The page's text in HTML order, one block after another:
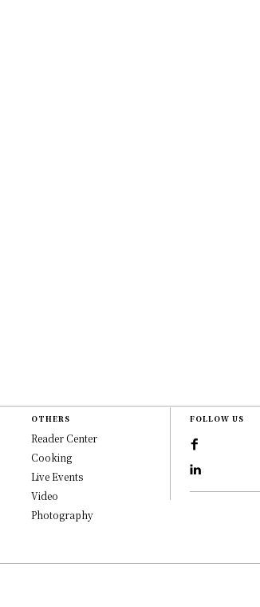
OTHERS
Reader Center
Cooking
Live Events
Video
Photography
FOLLOW US